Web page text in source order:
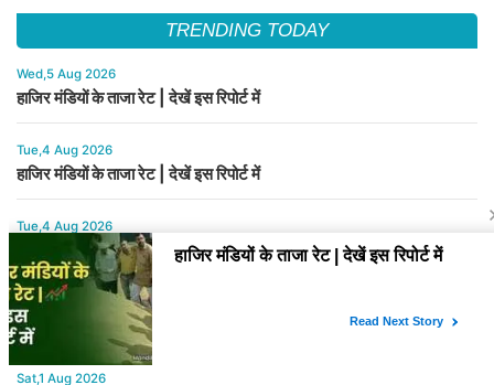
TRENDING TODAY
Wed,5 Aug 2026
हाजिर मंडियों के ताजा रेट | देखें इस रिपोर्ट में
Tue,4 Aug 2026
हाजिर मंडियों के ताजा रेट | देखें इस रिपोर्ट में
Tue,4 Aug 2026
बासमती के भाव में नया मोड़, कौन-सी वैरायटी बनी सबसे मजबूत?
Sat,1 Aug 2026
बासमती चावल के नए भाव जारी कर दिए गए है | देखें इस रिपोर्ट में
Sat,1 Aug 2026